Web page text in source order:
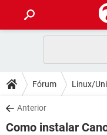
CELULAR
OUTLOOK
INSTAGRAM
DICAS
JOGOS
DOWNLOADS
JOGOS
Fórum Linux/
Anterior
Como instalar